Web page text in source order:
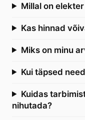
Millal on
Kas hinnad
Miks on minu
Kui täpsed
Kuidas
nihutada?